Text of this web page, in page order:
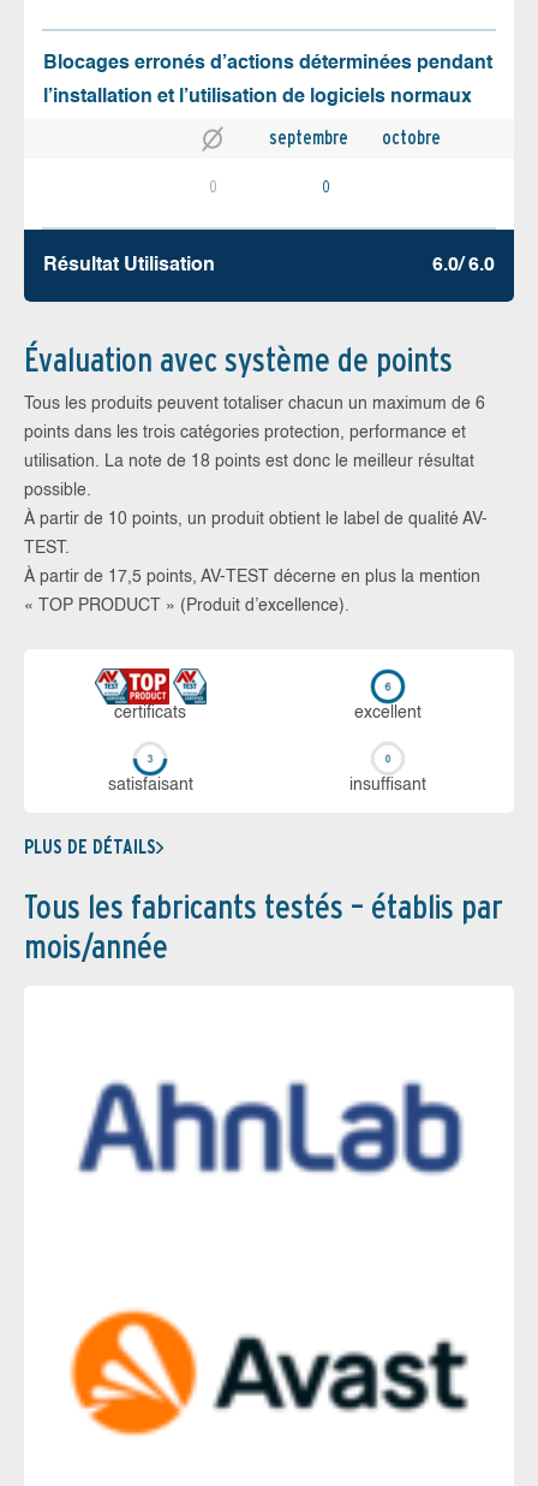
Blocages erronés d’actions déterminées pendant
l’installation et l’utilisation de logiciels normaux
septembre octobre
0 0
Résultat Utilisation 6.0/ 6.0
Évaluation avec système de points
Tous les produits peuvent totaliser chacun un maximum de 6
points dans les trois catégories protection, performance et
utilisation. La note de 18 points est donc le meilleur résultat
possible.
À partir de 10 points, un produit obtient le label de qualité AV-
TEST.
À partir de 17,5 points, AV-TEST décerne en plus la mention
« TOP PRODUCT » (Produit d’excellence).
certi­ficats ex­cellent
sa­tis­fai­sant in­suf­fi­sant
PLUS DE DÉTAILS
Tous les fabricants testés – établis par
mois/année